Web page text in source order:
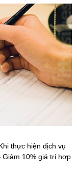
thực hiện dịch vụ
10% giá trị hợp